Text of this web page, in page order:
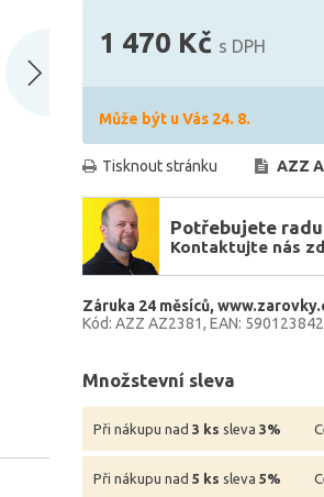
1 470 Kč s DPH
Může být u Vás 24. 8.
Tisknout stránku AZZ
Potřebujete
Kontaktujte nás
Záruka 24 měsíců
Kód: AZZ AZ2381 EAN:
Množstevní sleva
Při nákupu nad 3 ks sleva 3%
Při nákupu nad 5 ks sleva 5%